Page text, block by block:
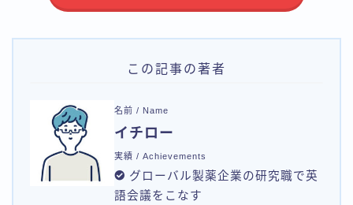
この記事の著者
名前 / Name
イチロー
実績 / Achievements
グローバル製薬企業の研究職で英
語会議をこなす